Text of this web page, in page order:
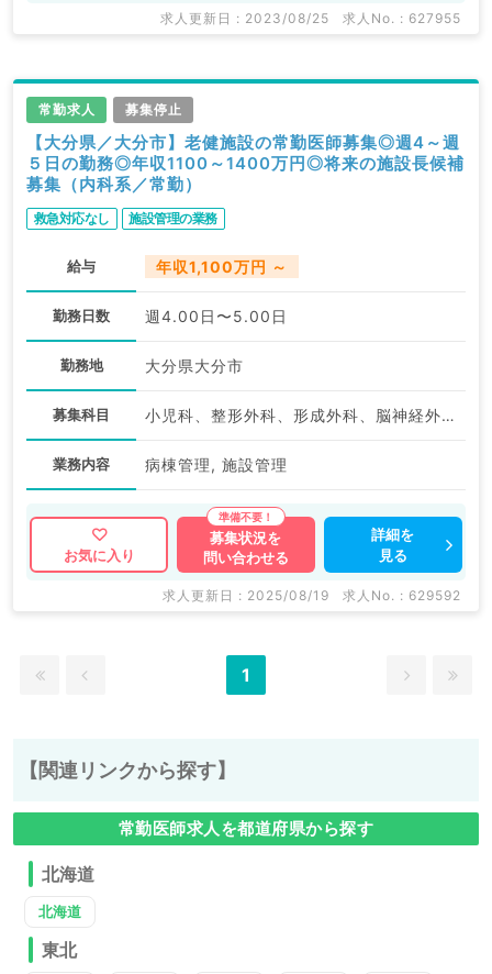
求人更新日 : 2023/08/25 求人No. : 627955
常勤求人 募集停止
【大分県／大分市】老健施設の常勤医師募集◎週4～週
５日の勤務◎年収1100～1400万円◎将来の施設長候補
募集（内科系／常勤）
救急対応なし 施設管理の業務
給与 年収1,100万円 ～
勤務日数 週4.00日〜5.00日
勤務地 大分県大分市
募集科目 小児科、整形外科、形成外科、脳神経外科、呼吸器外科、心臓血管外科、産婦人科、婦人科、麻酔科、一般内科、循環器内科、呼吸器内科、消化器内科、内分泌・代謝内科、腎臓内科、老年内科、血液内科、外科系全般、一般外科、消化器外科、乳腺外科、健診・人間ドック、膠原病科
業務内容 病棟管理, 施設管理
お気に入り
募集状況を
問い合わせる
詳細を
見る
求人更新日 : 2025/08/19 求人No. : 629592
1
【関連リンクから探す】
常勤医師求人を都道府県から探す
北海道
北海道
東北